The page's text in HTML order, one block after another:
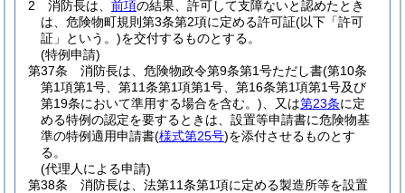
2
消防長は、 前項の結果、許可して支障ないと認めたとき
は、危険物町規則第3条第2項に定める許可証(以下「許可
証」という。)を交付するものとする。
(特例申請)
第37条
消防長は、危険物政令第9条第1号ただし書(第10条
第1項第1号、第11条第1項第1号、第16条第1項第1号及び
第19条において準用する場合を含む。) 、又は第23条に定
める特例の認定を要するときは、設置等申請書に危険物基
準の特例適用申請書(様式第25号)を添付させるものとす
る。
(代理人による申請)
第38条
消防長は、法第11条第1項に定める製造所等を設置